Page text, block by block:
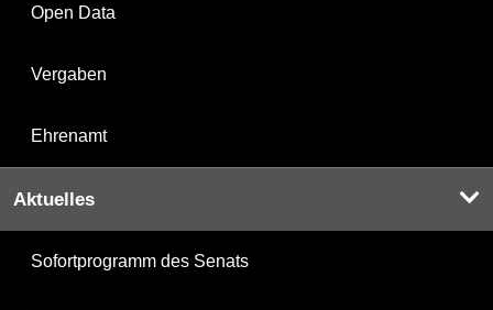
Open Data
Vergaben
Ehrenamt
Aktuelles
Sofortprogramm des Senats